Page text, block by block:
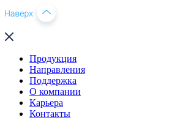
Продукция
Направления
Поддержка
О компании
Карьера
Контакты